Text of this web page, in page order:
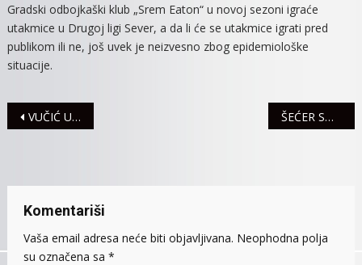
Gradski odbojkaški klub „Srem Eaton“ u novoj sezoni igraće
utakmice u Drugoj ligi Sever, a da li će se utakmice igrati pred
publikom ili ne, još uvek je neizvesno zbog epidemiološke
situacije.
Navigacija
VUČIĆ U RAČI:POMIRENJE DA, PONIŽENJE NIKADA ŠEĆER SOKAK SUTRA PRE PODNE BEZ VODE
Komentariši
Vaša email adresa neće biti objavljivana. Neophodna polja
su označena sa *